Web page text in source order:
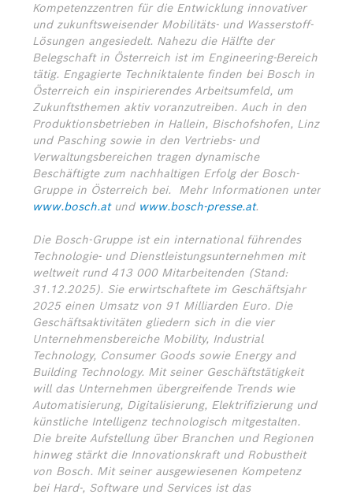
Kompetenzzentren für die Entwicklung innovativer
und zukunftsweisender Mobilitäts- und Wasserstoff-
Lösungen angesiedelt. Nahezu die Hälfte der
Belegschaft in Österreich ist im Engineering-Bereich
tätig. Engagierte Techniktalente finden bei Bosch in
Österreich ein inspirierendes Arbeitsumfeld, um
Zukunftsthemen aktiv voranzutreiben. Auch in den
Produktionsbetrieben in Hallein, Bischofshofen, Linz
und Pasching sowie in den Vertriebs- und
Verwaltungsbereichen tragen dynamische
Beschäftigte zum nachhaltigen Erfolg der Bosch-
Gruppe in Österreich bei. Mehr Informationen unter
www.bosch.atund www.bosch-presse.at.
Die Bosch-Gruppe ist ein international führendes
Technologie- und Dienstleistungsunternehmen mit
weltweit rund 413 000 Mitarbeitenden (Stand:
31.12.2025). Sie erwirtschaftete im Geschäftsjahr
2025 einen Umsatz von 91 Milliarden Euro. Die
Geschäftsaktivitäten gliedern sich in die vier
Unternehmensbereiche Mobility, Industrial
Technology, Consumer Goods sowie Energy and
Building Technology. Mit seiner Geschäftstätigkeit
will das Unternehmen übergreifende Trends wie
Automatisierung, Digitalisierung, Elektrifizierung und
künstliche Intelligenz technologisch mitgestalten.
Die breite Aufstellung über Branchen und Regionen
hinweg stärkt die Innovationskraft und Robustheit
von Bosch. Mit seiner ausgewiesenen Kompetenz
bei Hard-, Software und Services ist das